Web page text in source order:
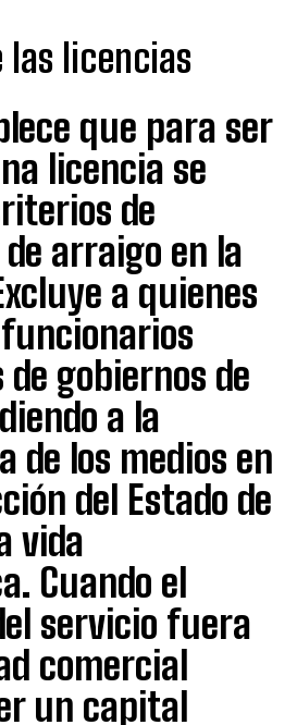
las licencias
que para ser
licencia se
de
arraigo en la
a quienes
gobiernos de
a la
de los medios en
del Estado de
vida
Cuando el
servicio fuera
comercial
un capital